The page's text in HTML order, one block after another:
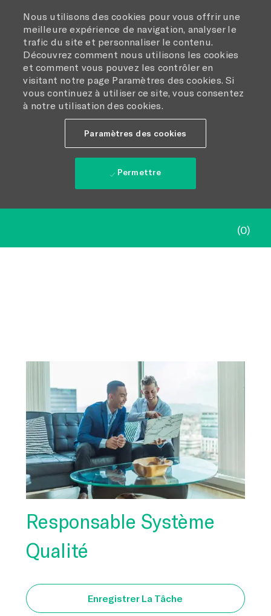
Nous utilisons des cookies pour vous offrir une
meilleure expérience de navigation, analyser le
trafic du site et personnaliser le contenu.
Découvrez comment nous utilisons les cookies
et comment vous pouvez les contrôler en
visitant notre page Paramètres des cookies. Si
vous continuez à utiliser ce site, vous consentez
à notre utilisation des cookies.
Paramètres des cookies
Permettre
(0)
Responsable Système
Qualité
Enregistrer La Tâche